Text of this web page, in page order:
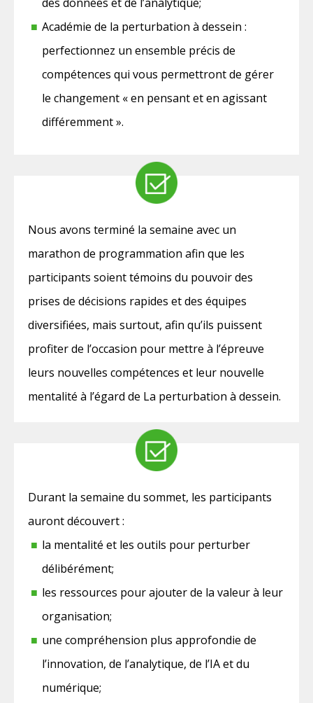
Académie de la perturbation à dessein :
perfectionnez un ensemble précis de
compétences qui vous permettront de gérer
le changement « en pensant et en agissant
différemment ».
Nous avons terminé la semaine avec un
marathon de programmation afin que les
participants soient témoins du pouvoir des
prises de décisions rapides et des équipes
diversifiées, mais surtout, afin qu’ils puissent
profiter de l’occasion pour mettre à l’épreuve
leurs nouvelles compétences et leur nouvelle
mentalité à l’égard de La perturbation à dessein.
Durant la semaine du sommet, les participants
auront découvert :
la mentalité et les outils pour perturber
délibérément;
les ressources pour ajouter de la valeur à leur
organisation;
une compréhension plus approfondie de
l’innovation, de l’analytique, de l’IA et du
numérique;